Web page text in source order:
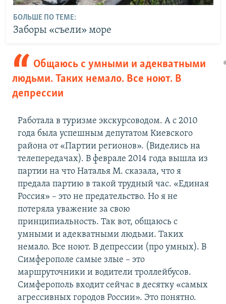
БОЛЬШЕ ПО ТЕМЕ:
Заборы «съели» море
Общаюсь с умными и адекватными
людьми. Таких немало. Все ноют. В
депрессии
Работала в туризме экскурсоводом. А с 2010
года была успешным депутатом Киевского
района от «Партии регионов». (Виделись на
телепередачах). В феврале 2014 года вышла из
партии на что Наталья М. сказала, что я
предала партию в такой трудный час. «Единая
Россия» – это не предательство. Но я не
потеряла уважение за свою
принципиальность. Так вот, общаюсь с
умными и адекватными людьми. Таких
немало. Все ноют. В депрессии (про умных). В
Симферополе самые злые – это
маршруточники и водители троллейбусов.
Симферополь входит сейчас в десятку «самых
агрессивных городов России». Это понятно.